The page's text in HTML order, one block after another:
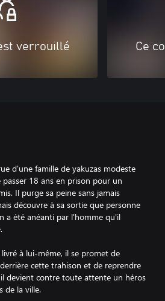
verrouillé Ce
d'une famille de yakuzas modeste
passer 18 ans en prison pour un
Il purge sa peine sans jamais
découvre à sa sortie que personne
a été anéanti par l'homme qu'il
à lui-même, il se promet de
cette trahison et de reprendre
il devient contre toute attente un héros
de la ville.